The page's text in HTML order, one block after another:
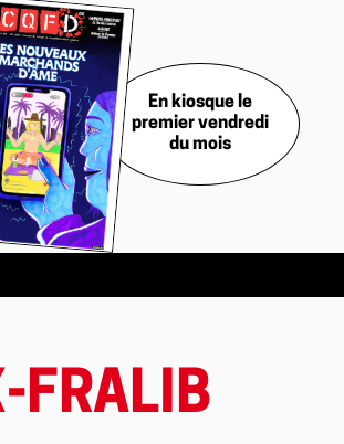
En kiosque le
premier vendredi
du mois
FRALIB